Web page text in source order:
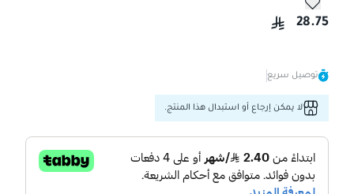
غارنييه الترا دو، حليب اللوز حايب مرطب يترك على الشعر٢٠٠ مل
28.75
توصيل سريع
لا يمكن إرجاع أو استبدال هذا المنتج.